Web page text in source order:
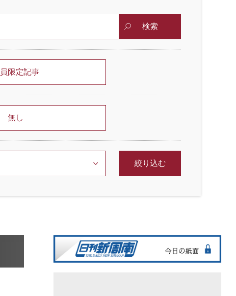
検索
限定記事
無し
絞り込む